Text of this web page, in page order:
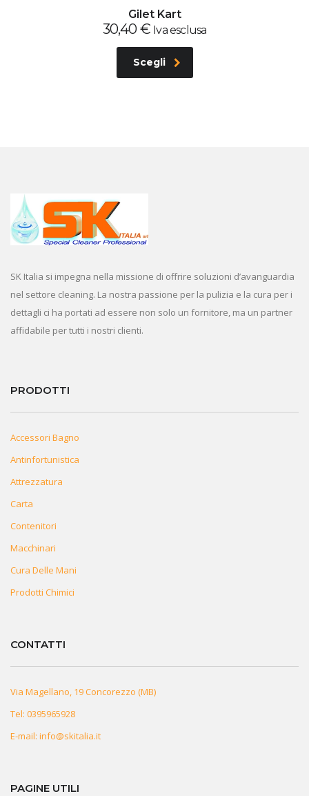
Gilet Kart
30,40 € Iva esclusa
Scegli
SK Italia si impegna nella missione di offrire soluzioni d’avanguardia
nel settore cleaning. La nostra passione per la pulizia e la cura per i
dettagli ci ha portati ad essere non solo un fornitore, ma un partner
affidabile per tutti i nostri clienti.
PRODOTTI
Accessori Bagno
Antinfortunistica
Attrezzatura
Carta
Contenitori
Macchinari
Cura Delle Mani
Prodotti Chimici
CONTATTI
Via Magellano, 19 Concorezzo (MB)
Tel: 0395965928
E-mail: info@skitalia.it
PAGINE UTILI